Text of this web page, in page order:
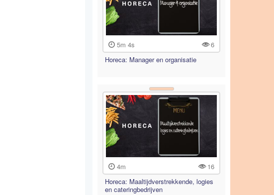
5m 4s
6
Horeca: Manager en organisatie
4m
16
Horeca: Maaltijdverstrekkende, logies
en cateringbedrijven